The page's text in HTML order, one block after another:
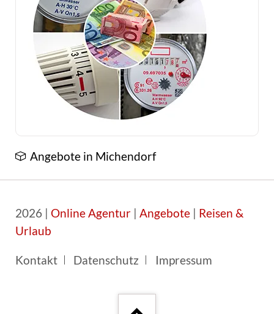
Angebote in Michendorf
2026 | Online Agentur| Angebote| Reisen &
Urlaub
Navigation
Kontakt Datenschutz Impressum